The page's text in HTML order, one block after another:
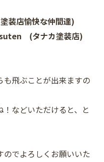
装店愉快な仲間達)
(タナカ塗装店)
も飛ぶことが出来ますの
などいただけると、と
のでよろしくお願いいた